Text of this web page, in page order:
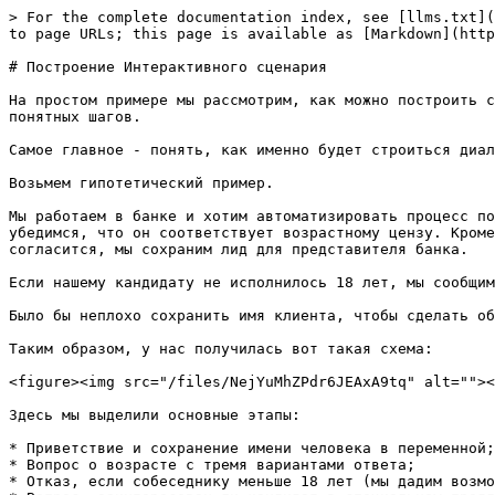
> For the complete documentation index, see [llms.txt](https://help.1msg.io/docs/llms.txt). Markdown versions of documentation pages are available by appending `.md` to page URLs; this page is available as [Markdown](https://help.1msg.io/docs/russkii/kak-polzovatsya/chat-bot/postroenie-interaktivnogo-scenariya.md).

# Построение Интерактивного сценария

На простом примере мы рассмотрим, как можно построить сложное взаимодействие с клиентом. Пусть вас не пугает слово «сложное», потому что оно состоит из простых и понятных шагов.

Самое главное - понять, как именно будет строиться диалог и к чему мы в итоге должны прийти. Давайте разберемся!

Возьмем гипотетический пример.

Мы работаем в банке и хотим автоматизировать процесс подачи заявки на открытие банковского счета. Сначала мы поприветствуем потенциального клиента, спросим его имя и убедимся, что он соответствует возрастному цензу. Кроме того, если нашему клиенту больше 60 лет, мы предложим ему специальную пенсионную программу, и если он согласится, мы сохраним лид для представителя банка.

Если нашему кандидату не исполнилось 18 лет, мы сообщим ему, что не можем открыть счет сейчас, и с удовольствием подождем его, когда он достигнет совершеннолетия.

Было бы неплохо сохранить имя клиента, чтобы сделать общение более персонализированным и приятным. Давайте сделаем и это.

Таким образом, у нас получилась вот такая схема:​

<figure><img src="/files/NejYuMhZPdr6JEAxA9tq" alt=""><figcaption><p>Схема сценария</p></figcaption></figure>

Здесь мы выделили основные этапы:

* Приветствие и сохранение имени человека в переменной;
* Вопрос о возрасте с тремя вариантами ответа;
* Отказ, если собеседнику меньше 18 лет (мы дадим возможность выбрать возраст еще раз, если человек ошибся);
* Вопрос, заинтересован ли кандидат в специальном предложении, если ему больше 60 лет;
* Отправка запроса с данными клиента представителю банка;
* Переход к рассмотрению заявки.

## Сборка сценария

### Переменные

Мы упомянули переменную, в которой будет храниться имя. Ее необходимо предварительно создать в разделе настроек сценария. Для этого перейдите в меню Конструктор ботов → Сценарии → Настройки→ Переменные.

{% hint style="warning" %}
Помните, что имена переменных чувствительны к регистру. Например, переменные 'Age' и 'age' - это две разные переменные.
{% endhint %}

Здесь мы создадим переменную. Для этого нажмите кнопку "+ Создать", затем задайте имя переменной, которое мы понимаем (допустим, 'Name'), и выберите тип - 'text'. При желании можно задать описание, чтобы потом не запутаться.

<figure><img src="/files/qD0U839nDlx0AJBX5P18" alt=""><figcaption><p>Создание переменной 1</p></figcaption></figure>

<figure><img src="/files/6KAJ1LyjEgWkZzEILQH4" alt=""><figcaption><p>Создание переменной 2</p></figcaption></figure>

<figure><img src="/files/b8K9bLrTgkyg10jkMOm5" alt=""><figcaption><p>Создание переменной 3</p></figcaption></figure>

Примечание: Переменная создается для конкретного контакта и не пересекается с данными из других диалогов. То есть значение переменной будет разным для разных клиентов - тех, которые были получены в конкретном диалоге.

### Создание сценария

В списке сценариев мы создали два потока (мы называем их «потоками»). Один мы переименовали на «Приветствие»,